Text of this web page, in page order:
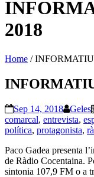
2018
Home /INFORMATIU
Sep 14, 2018 Geles
comarcal, entrevista,
política, protagonista,
Paco Gadea presenta
de Ràdio Cocentaina.
sintonia 107,9 FM o a